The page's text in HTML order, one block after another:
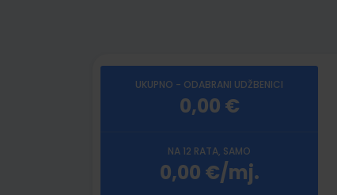
UKUPNO - ODABRANI UDŽBENICI
0,00 €
NA 12 RATA, SAMO
0,00 €/mj.